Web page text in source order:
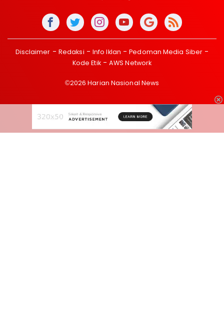
Disclaimer Redaksi Info Iklan
Pedoman Media Siber
Kode Etik
AWS Network
©2026 Harian Nasional News